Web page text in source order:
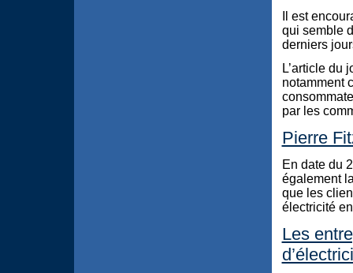
Il est
qui semble
derniers
L’article du
notamment
par les
Pierre
En date du
également
que les
électricité
Les